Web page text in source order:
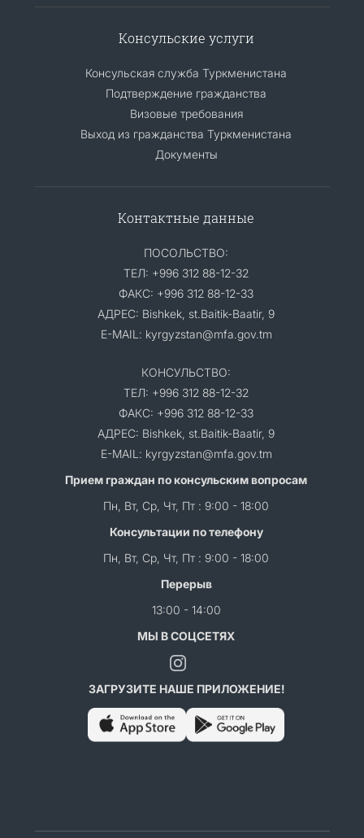
Консульские услуги
Консульская служба Туркменистана
Подтверждение гражданства
Визовые требования
Выход из гражданства Туркменистана
Документы
Контактные данные
ПОСОЛЬСТВО:
ТЕЛ: +996 312 88-12-32
ФАКС: +996 312 88-12-33
АДРЕС: Bishkek, st.Baitik-Baatir, 9
E-MAIL: kyrgyzstan@mfa.gov.tm
КОНСУЛЬСТВО:
ТЕЛ: +996 312 88-12-32
ФАКС: +996 312 88-12-33
АДРЕС: Bishkek, st.Baitik-Baatir, 9
E-MAIL: kyrgyzstan@mfa.gov.tm
Прием граждан по консульским вопросам
Пн, Вт, Ср, Чт, Пт : 9:00 - 18:00
Консультации по телефону
Пн, Вт, Ср, Чт, Пт : 9:00 - 18:00
Перерыв
13:00 - 14:00
МЫ В СОЦСЕТЯХ
ЗАГРУЗИТЕ НАШЕ ПРИЛОЖЕНИЕ!